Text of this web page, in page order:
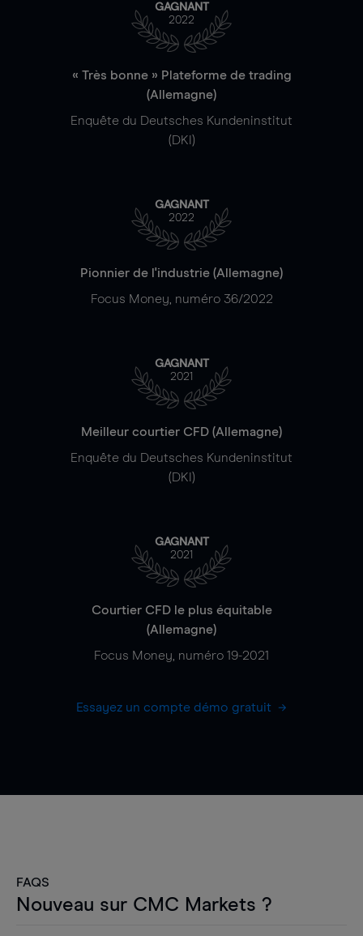
GAGNANT
2022
« Très bonne » Plateforme de trading
(Allemagne)
Enquête du Deutsches Kundeninstitut
(DKI)
GAGNANT
2022
Pionnier de l'industrie (Allemagne)
Focus Money, numéro 36/2022
GAGNANT
2021
Meilleur courtier CFD (Allemagne)
Enquête du Deutsches Kundeninstitut
(DKI)
GAGNANT
2021
Courtier CFD le plus équitable
(Allemagne)
Focus Money, numéro 19-2021
Essayez un compte démo gratuit
FAQS
Nouveau sur CMC Markets ?